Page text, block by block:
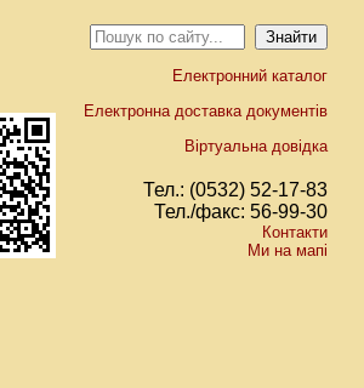
Електронний каталог
Електронна доставка документів
Віртуальна довідка
Тел.: (0532) 52-17-83
Тел./факс: 56-99-30
Контакти
Ми на мапі